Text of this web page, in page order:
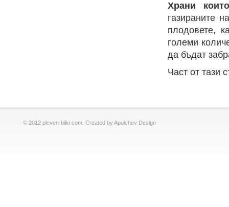
Храни
газираните
плодовете,
големи
да бъдат
Част от тази
© 2012 pleven-bilki.com. Created by Apulchev Design